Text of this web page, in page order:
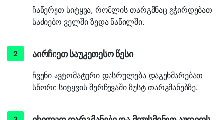
ჩაწერეთ სიტყვა, რომლის თარგმნაც გჭირდებათ
საძიებო ველში ზედა ნაწილში.
აირჩიეთ საუკეთესო წესი
ჩვენი ავტომატური დასრულება დაგეხმარებათ
სწორი სიტყვის შერჩევაში ზუსტ თარგმანებზე.